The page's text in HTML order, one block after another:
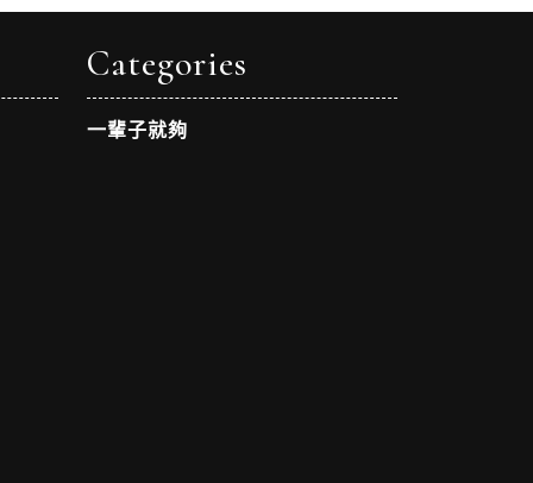
Categories
一輩子就夠